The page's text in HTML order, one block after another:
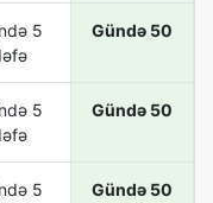
5
Gündə 50
5
Gündə 50
5
Gündə 50